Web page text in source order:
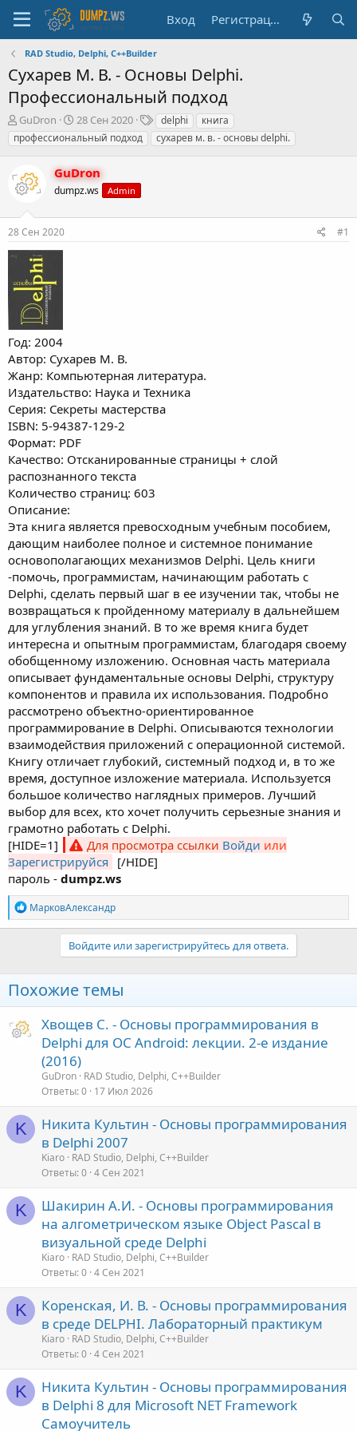
Вход Регистрация
RAD Studio, Delphi, C++Builder
Сухарев М. В. - Основы Delphi.
Профессиональный подход
А
в
т
р
т
м
ы
GuDron
Д
а
т
н
а
а
28 Сен 2020
Т
е
г
delphi
книга
профессиональный подход
сухарев м. в. - основы delphi.
GuDron
dumpz.ws Admin
28 Сен 2020 #1
Год: 2004
Автор: Сухарев М. В.
Жанр: Компьютерная литература.
Издательство: Наука и Техника
Серия: Секреты мастерства
ISBN: 5-94387-129-2
Формат: PDF
Качество: Отсканированные страницы + слой
распознанного текста
Количество страниц: 603
Описание:
Эта книга является превосходным учебным пособием,
дающим наиболее полное и системное понимание
основополагающих механизмов Delphi. Цель книги
-помочь, программистам, начинающим работать с
Delphi, сделать первый шаг в ее изучении так, чтобы не
возвращаться к пройденному материалу в дальнейшем
для углубления знаний. В то же время книга будет
интересна и опытным программистам, благодаря своему
обобщенному изложению. Основная часть материала
описывает фундаментальные основы Delphi, структуру
компонентов и правила их использования. Подробно
рассмотрено объектно-ориентированное
программирование в Delphi. Описываются технологии
взаимодействия приложений с операционной системой.
Книгу отличает глубокий, системный подход и, в то же
время, доступное изложение материала. Используется
большое количество наглядных примеров. Лучший
выбор для всех, кто хочет получить серьезные знания и
грамотно работать с Delphi.
[HIDE=1]
Для просмотра ссылки Войди или
Зарегистрируйся [/HIDE]
пароль - dumpz.ws
Р
е
а
:
МарковАлександр
Войдите или зарегистрируйтесь для ответа.
Похожие темы
Хвощев С. - Основы программирования в
Delphi для ОС Android: лекции. 2-е издание
(2016)
GuDron RAD Studio, Delphi, C++Builder
Ответы 0 17 Июл 2026
K
Никита Культин - Основы программирования
в Delphi 2007
Kiaro RAD Studio, Delphi, C++Builder
Ответы 0 4 Сен 2021
K
Шакирин А.И. - Основы программирования
на алгометрическом языке Object Pascal в
визуальной среде Delphi
Kiaro RAD Studio, Delphi, C++Builder
Ответы 0 4 Сен 2021
K
Коренская, И. В. - Основы программирования
в среде DELPHI. Лабораторный практикум
Kiaro RAD Studio, Delphi, C++Builder
Ответы 0 4 Сен 2021
K
Никита Культин - Основы программирования
в Delphi 8 для Microsoft NET Framework
Самоучитель